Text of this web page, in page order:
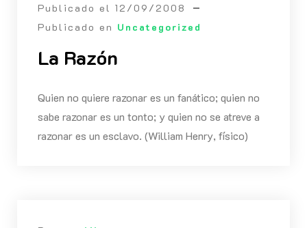
Publicado el 12/09/2008
Publicado en Uncategorized
La Razón
Quien no quiere razonar es un fanático; quien no
sabe razonar es un tonto; y quien no se atreve a
razonar es un esclavo. (William Henry, físico)